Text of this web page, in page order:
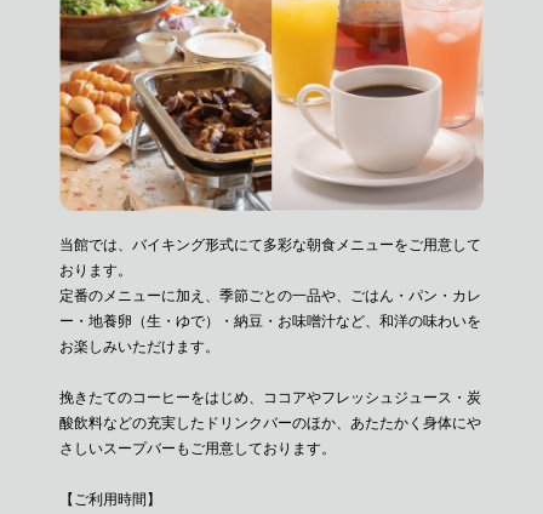
当館では、バイキング形式にて多彩な朝食メニューをご用意して
おります。
定番のメニューに加え、季節ごとの一品や、
ごはん・パン・カレ
ー・地養卵（生・ゆで）・納豆・お味噌汁など、和洋の味わいを
お楽しみいただけます。
挽きたてのコーヒーをはじめ、ココアやフレッシュジュース・ 炭
酸飲料などの充実したドリンクバーのほか、 あたたかく身体にや
さしいスープバーもご用意しております。
【ご利用時間】